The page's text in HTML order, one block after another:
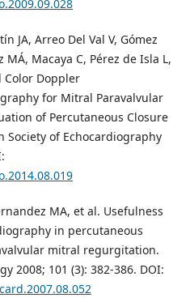
JA, Arreo Del Val V, Gómez
MÁ, Macaya C, Pérez de Isla L,
Color Doppler
for Mitral Paravalvular
of Percutaneous Closure
Society of Echocardiography
MA, et al. Usefulness
in percutaneous
mitral regurgitation.
2008; 101 (3): 382-386. DOI: